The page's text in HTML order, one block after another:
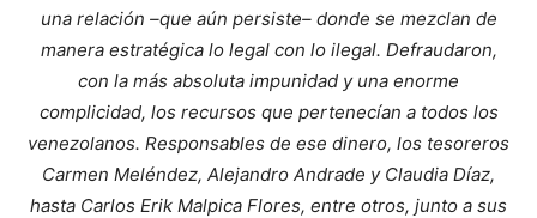
una relación –que aún persiste– donde se mezclan de
manera estratégica lo legal con lo ilegal. Defraudaron,
con la más absoluta impunidad y una enorme
complicidad, los recursos que pertenecían a todos los
venezolanos. Responsables de ese dinero, los tesoreros
Carmen Meléndez, Alejandro Andrade y Claudia Díaz,
hasta Carlos Erik Malpica Flores, entre otros, junto a sus